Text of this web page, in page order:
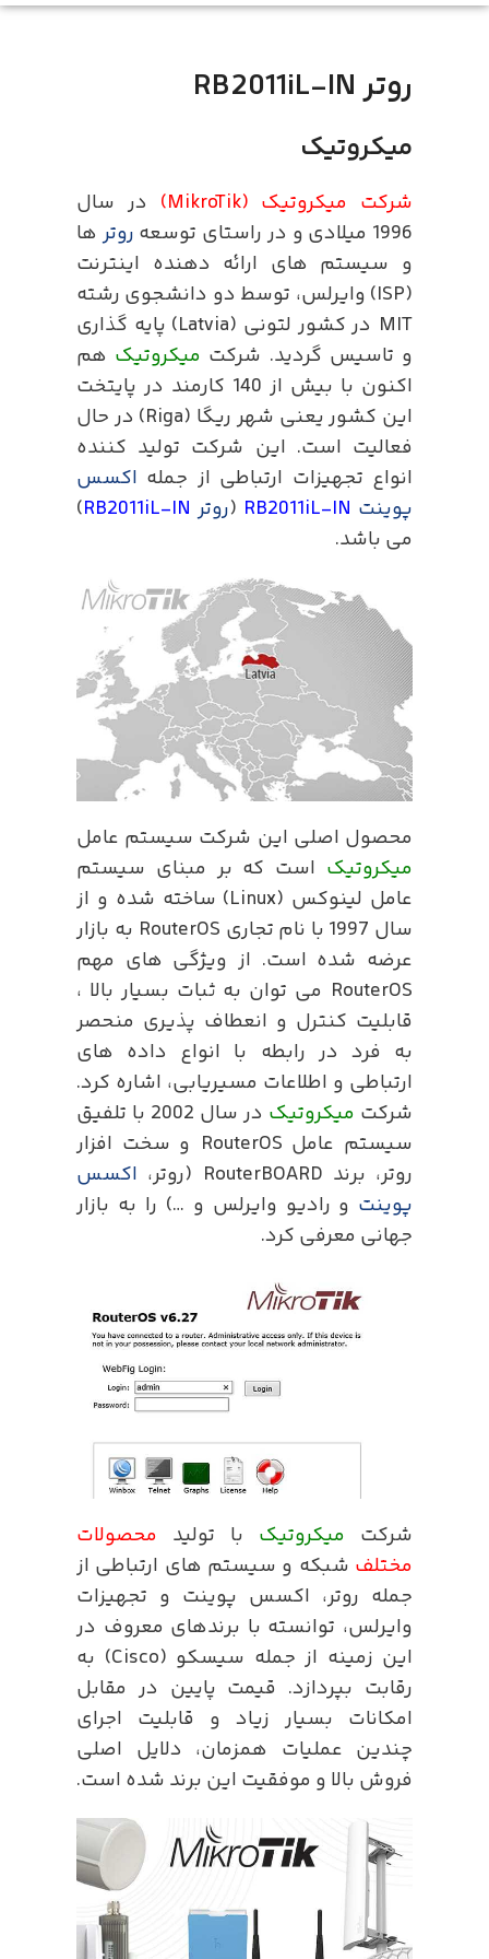
روترRB2011iL-IN
میکروتیک
شرکت میکروتیک (MikroTik)
در سال
1996 میلادی و در راستای توسعه
روترها
و سیستم های ارائه دهنده اینترنت
(ISP) وایرلس، توسط دو دانشجوی رشته
MIT در کشور لتونی (Latvia) پایه گذاری
و تاسیس گردید. شرکت میکروتیک هم
اکنون با بیش از 140 کارمند در پایتخت
این کشور یعنی شهر ریگا (Riga) در حال
فعالیت است. این شرکت تولید کننده
انواع تجهیزات ارتباطی از جمله اکسس
پوینت RB2011iL-IN
(روتر RB2011iL-IN
)
می باشد.
محصول اصلی این شرکت سیستم عامل
میکروتیک است که بر مبنای سیستم
عامل لینوکس (Linux) ساخته شده و از
سال 1997 با نام تجاری RouterOS به بازار
عرضه شده است. از ویژگی های مهم
RouterOS می توان به ثبات بسیار بالا ،
قابلیت کنترل و انعطاف پذیری منحصر
به فرد در رابطه با انواع داده های
ارتباطی و اطلاعات مسیریابی، اشاره کرد.
شرکت میکروتیک
در سال 2002 با تلفیق
سیستم عامل RouterOS و سخت افزار
روتر، برند RouterBOARD (روتر،
اکسس
پوینت و رادیو وایرلس و …) را به بازار
جهانی معرفی کرد.
شرکت میکروتیک با تولید محصولات
مختلف شبکه و سیستم های ارتباطی از
جمله روتر، اکسس پوینت و تجهیزات
وایرلس، توانسته با برندهای معروف در
این زمینه از جمله سیسکو (Cisco) به
رقابت بپردازد. قیمت پایین در مقابل
امکانات بسیار زیاد و قابلیت اجرای
چندین عملیات همزمان، دلایل اصلی
فروش بالا و موفقیت این برند شده است.